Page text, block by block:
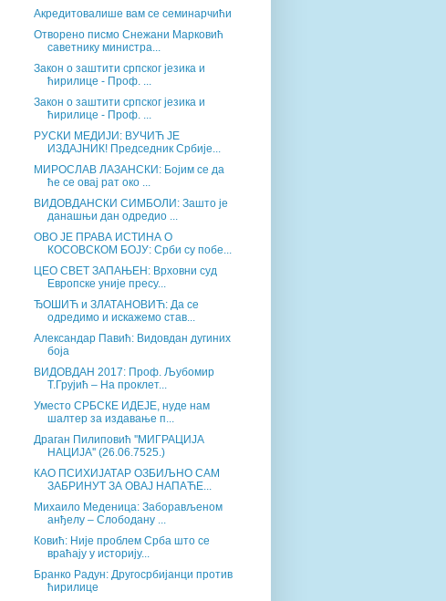
Акредитовалише вам се семинарчићи
Отворено писмо Снежани Марковић
саветнику министра...
Закон о заштити српског језика и
ћирилице - Проф. ...
Закон о заштити српског језика и
ћирилице - Проф. ...
РУСКИ МЕДИЈИ: ВУЧИЋ ЈЕ
ИЗДАЈНИК! Председник Србије...
МИРОСЛАВ ЛАЗАНСКИ: Бојим се да
ће се овај рат око ...
ВИДОВДАНСКИ СИМБОЛИ: Зашто је
данашњи дан одредио ...
ОВО ЈЕ ПРАВА ИСТИНА О
КОСОВСКОМ БОЈУ: Срби су побе...
ЦЕО СВЕТ ЗАПАЊЕН: Врховни суд
Европске уније пресу...
ЂОШИЋ и ЗЛАТАНОВИЋ: Да се
одредимо и искажемо став...
Александар Павић: Видовдан дугиних
боја
ВИДОВДАН 2017: Проф. Љубомир
Т.Грујић – На проклет...
Уместо СРБСКЕ ИДЕЈЕ, нуде нам
шалтер за издавање п...
Драган Пилиповић ''МИГРАЦИЈА
НАЦИЈА'' (26.06.7525.)
КАО ПСИХИЈАТАР ОЗБИЉНО САМ
ЗАБРИНУТ ЗА ОВАЈ НАПАЋЕ...
Михаило Меденица: Заборављеном
анђелу – Слободану ...
Ковић: Није проблем Срба што се
враћају у историју...
Бранко Радун: Другосрбијанци против
ћирилице